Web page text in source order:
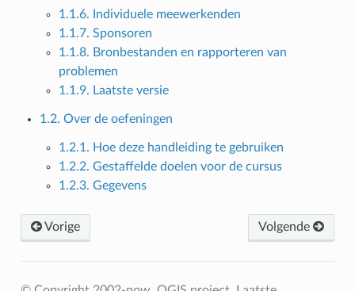
1.1.6. Individuele meewerkenden
1.1.7. Sponsoren
1.1.8. Bronbestanden en rapporteren van
problemen
1.1.9. Laatste versie
1.2. Over de oefeningen
1.2.1. Hoe deze handleiding te gebruiken
1.2.2. Gestaffelde doelen voor de cursus
1.2.3. Gegevens
Vorige Volgende